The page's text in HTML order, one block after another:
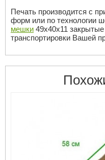
Печать производится с
форм или по технологии
мешки 49х40х11
транспортировки Вашей